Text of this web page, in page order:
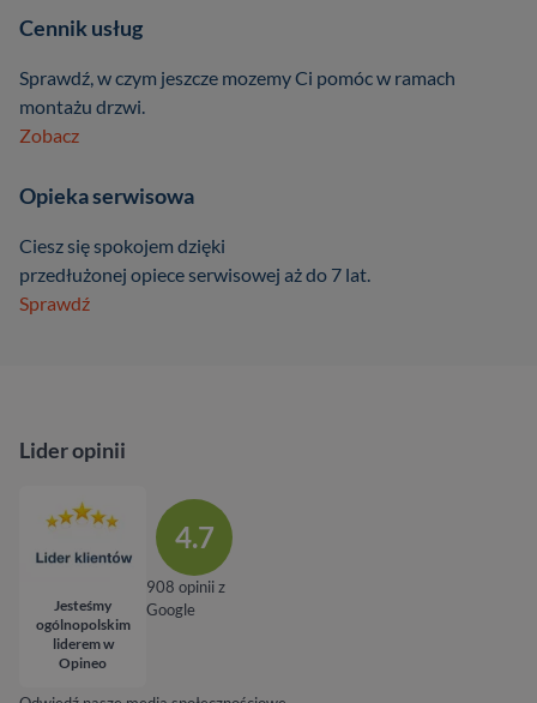
Cennik usług
Sprawdź, w czym jeszcze mozemy Ci pomóc w ramach
montażu drzwi.
Zobacz
Opieka serwisowa
Ciesz się spokojem dzięki
przedłużonej opiece serwisowej aż do 7 lat.
Sprawdź
Lider opinii
Jesteśmy
ogólnopolskim
liderem w
Opineo
4.7
908 opinii z
Google